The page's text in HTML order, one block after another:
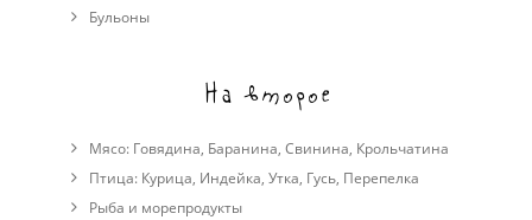
Бульоны
На второе
Мясо: Говядина, Баранина, Свинина, Крольчатина
Птица: Курица, Индейка, Утка, Гусь, Перепелка
Рыба и морепродукты